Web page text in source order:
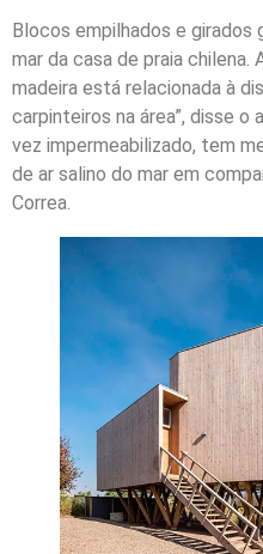
Blocos empilhados e
mar da casa de praia chilena.
madeira está relacionada à
carpinteiros na área”, disse o
vez impermeabilizado, tem
de ar salino do mar em
Correa.